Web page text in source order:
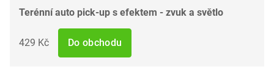
Terénní auto pick-up s efektem - zvuk a světlo
429 Kč Do obchodu